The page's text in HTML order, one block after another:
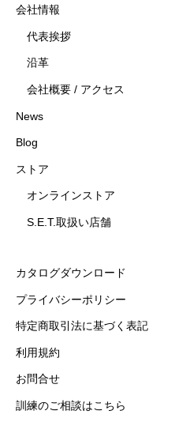
会社情報
代表挨拶
沿革
会社概要 / アクセス
News
Blog
ストア
オンラインストア
S.E.T.取扱い店舗
カタログダウンロード
プライバシーポリシー
特定商取引法に基づく表記
利用規約
お問合せ
訓練のご相談はこちら